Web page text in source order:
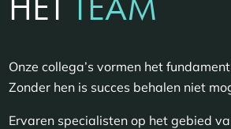
Onze collega’s vormen het
Zonder hen is succes behalen niet
Ervaren specialisten op het gebied